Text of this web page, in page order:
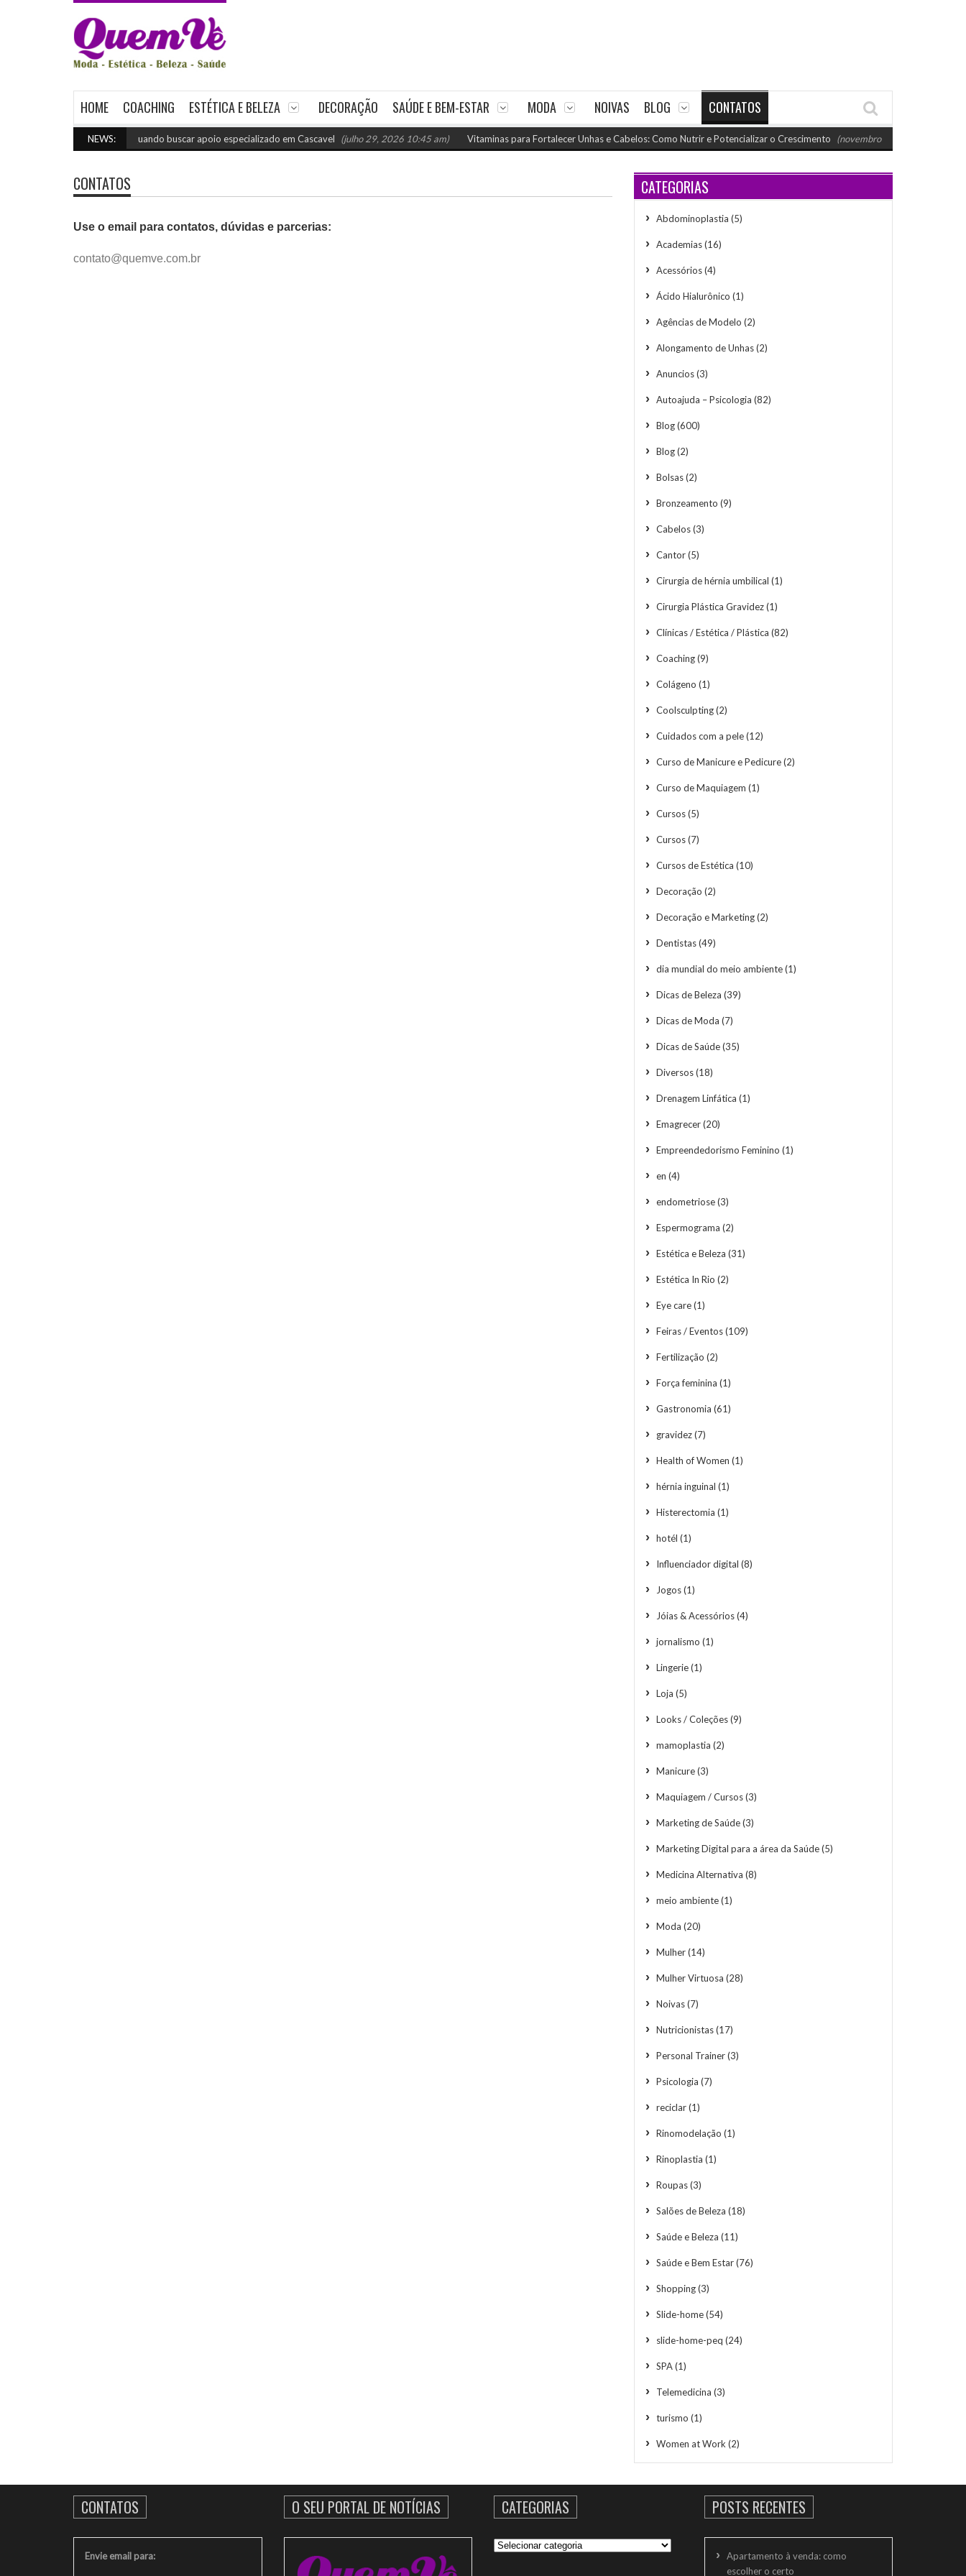
HOME COACHING ESTÉTICA E BELEZA DECORAÇÃO SAÚDE E BEM-ESTAR MODA NOIVAS BLOG CONTATOS
NEWS:Quando buscar apoio especializado em Cascavel (julho 29, 2026 10:45 am) Vitaminas para Fortalecer Unhas e Cabelos: Como Nutrir e Potencializar o Crescimento (novembro 26, 2024 11:18 am)
CONTATOS
Use o email para contatos, dúvidas e parcerias:
contato@quemve.com.br
CATEGORIAS
Abdominoplastia (5)
Academias(16)
Acessórios(4)
Ácido Hialurônico (1)
Agências de Modelo (2)
Alongamento de Unhas(2)
Anuncios(3)
Autoajuda – Psicologia (82)
Blog(600)
Blog(2)
Bolsas(2)
Bronzeamento (9)
Cabelos(3)
Cantor(5)
Cirurgia de hérnia umbilical (1)
Cirurgia Plástica Gravidez(1)
Clínicas / Estética / Plástica (82)
Coaching(9)
Colágeno (1)
Coolsculpting(2)
Cuidados com a pele(12)
Curso de Manicure e Pedicure(2)
Curso de Maquiagem (1)
Cursos(5)
Cursos(7)
Cursos de Estética (10)
Decoração (2)
Decoração e Marketing(2)
Dentistas(49)
dia mundial do meio ambiente(1)
Dicas de Beleza (39)
Dicas de Moda (7)
Dicas de Saúde(35)
Diversos(18)
Drenagem Linfática (1)
Emagrecer(20)
Empreendedorismo Feminino (1)
en (4)
endometriose(3)
Espermograma (2)
Estética e Beleza (31)
Estética In Rio (2)
Eye care(1)
Feiras / Eventos(109)
Fertilização (2)
Força feminina (1)
Gastronomia (61)
gravidez(7)
Health of Women (1)
hérnia inguinal (1)
Histerectomia (1)
hotél (1)
Influenciador digital (8)
Jogos(1)
Jóias & Acessórios(4)
jornalismo (1)
Lingerie(1)
Loja (5)
Looks / Coleções(9)
mamoplastia (2)
Manicure(3)
Maquiagem / Cursos(3)
Marketing de Saúde(3)
Marketing Digital para a área da Saúde(5)
Medicina Alternativa (8)
meio ambiente(1)
Moda (20)
Mulher(14)
Mulher Virtuosa (28)
Noivas(7)
Nutricionistas(17)
Personal Trainer(3)
Psicologia (7)
reciclar(1)
Rinomodelação (1)
Rinoplastia (1)
Roupas(3)
Salões de Beleza (18)
Saúde e Beleza (11)
Saúde e Bem Estar(76)
Shopping(3)
Slide-home(54)
slide-home-peq (24)
SPA(1)
Telemedicina (3)
turismo (1)
Women at Work (2)
CONTATOS
Envie email para:
O SEU PORTAL DE NOTÍCIAS CATEGORIAS
Categorias
POSTS RECENTES
Apartamento à venda: como
escolher o certo